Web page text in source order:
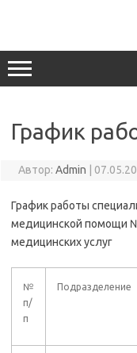
График
Автор: Admin
График работы
медицинской помощи
медицинских услуг
№
п/
п
Подразделение